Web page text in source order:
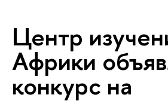
Центр
Африки
конкурс на